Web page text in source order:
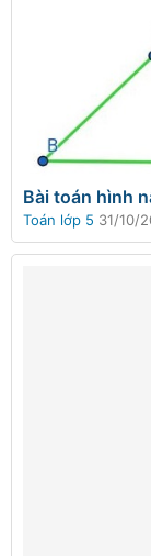
Bài toán hình
Toán lớp 5 31/10/